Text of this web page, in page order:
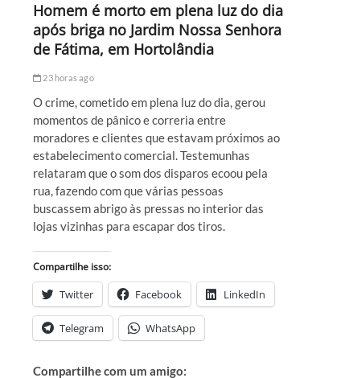
Homem é morto em plena luz do dia
após briga no Jardim Nossa Senhora
de Fátima, em Hortolândia
23 horas ago
O crime, cometido em plena luz do dia, gerou
momentos de pânico e correria entre
moradores e clientes que estavam próximos ao
estabelecimento comercial. Testemunhas
relataram que o som dos disparos ecoou pela
rua, fazendo com que várias pessoas
buscassem abrigo às pressas no interior das
lojas vizinhas para escapar dos tiros.
Compartilhe isso:
Twitter Facebook LinkedIn
Telegram WhatsApp
Compartilhe com um amigo: